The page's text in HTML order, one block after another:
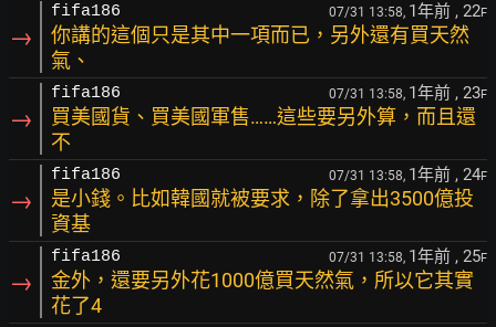
→
fifa186 07/31 13:58, 1年前 , 22F
你講的這個只是其中一項而已，另外還有買天然
氣、
→
fifa186 07/31 13:58, 1年前 , 23F
買美國貨、買美國軍售……這些要另外算，而且還
不
→
fifa186 07/31 13:58, 1年前 , 24F
是小錢。比如韓國就被要求，除了拿出3500億投
資基
→
fifa186 07/31 13:58, 1年前 , 25F
金外，還要另外花1000億買天然氣，所以它其實
花了4